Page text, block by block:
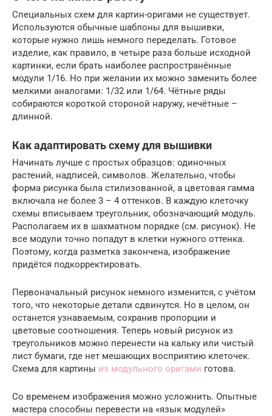
Специальных схем для картин-оригами не существует.
Используются обычные шаблоны для вышивки,
которые нужно лишь немного переделать. Готовое
изделие, как правило, в четыре раза больше исходной
картинки, если брать наиболее распространённые
модули 1/16. Но при желании их можно заменить более
мелкими аналогами: 1/32 или 1/64. Чётные ряды
собираются короткой стороной наружу, нечётные –
длинной.
Как адаптировать схему для вышивки
Начинать лучше с простых образцов: одиночных
растений, надписей, символов. Желательно, чтобы
форма рисунка была стилизованной, а цветовая гамма
включала не более 3 – 4 оттенков. В каждую клеточку
схемы вписываем треугольник, обозначающий модуль.
Располагаем их в шахматном порядке (см. рисунок). Не
все модули точно попадут в клетки нужного оттенка.
Поэтому, когда разметка закончена, изображение
придётся подкорректировать.
Первоначальный рисунок немного изменится, с учётом
того, что некоторые детали сдвинутся. Но в целом, он
останется узнаваемым, сохранив пропорции и
цветовые соотношения. Теперь новый рисунок из
треугольников можно перенести на кальку или чистый
лист бумаги, где нет мешающих восприятию клеточек.
Схема для картины из модульного оригами готова.
Со временем изображения можно усложнить. Опытные
мастера способны перевести на «язык модулей»